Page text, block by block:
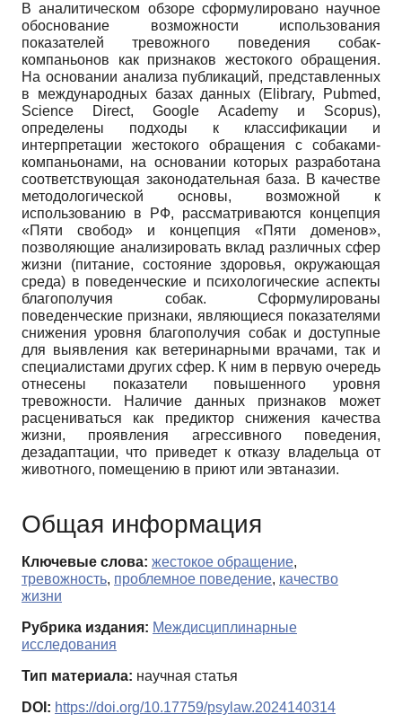
В аналитическом обзоре сформулировано научное
обоснование возможности использования
показателей тревожного поведения собак-
компаньонов как признаков жестокого обращения.
На основании анализа публикаций, представленных
в международных базах данных (Elibrary, Pubmed,
Science Direct, Google Academy и Scopus),
определены подходы к классификации и
интерпретации жестокого обращения с собаками-
компаньонами, на основании которых разработана
соответствующая законодательная база. В качестве
методологической основы, возможной к
использованию в РФ, рассматриваются концепция
«Пяти свобод» и концепция «Пяти доменов»,
позволяющие анализировать вклад различных сфер
жизни (питание, состояние здоровья, окружающая
среда) в поведенческие и психологические аспекты
благополучия собак. Сформулированы
поведенческие признаки, являющиеся показателями
снижения уровня благополучия собак и доступные
для выявления как ветеринарными врачами, так и
специалистами других сфер. К ним в первую очередь
отнесены показатели повышенного уровня
тревожности. Наличие данных признаков может
расцениваться как предиктор снижения качества
жизни, проявления агрессивного поведения,
дезадаптации, что приведет к отказу владельца от
животного, помещению в приют или эвтаназии.
Общая информация
Ключевые слова: жестокое обращение,
тревожность, проблемное поведение, качество
жизни
Рубрика издания: Междисциплинарные
исследования
Тип материала: научная статья
DOI: https://doi.org/10.17759/psylaw.2024140314